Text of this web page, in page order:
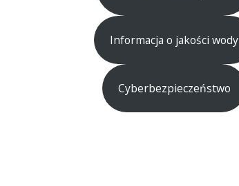
Informacja o jakości wody
Cyberbezpieczeństwo